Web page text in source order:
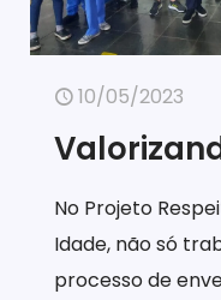
10/05/2023
No Projeto
Idade, não só
processo de